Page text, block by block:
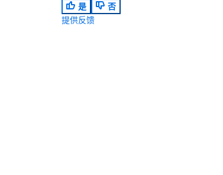
是
否
提供反馈